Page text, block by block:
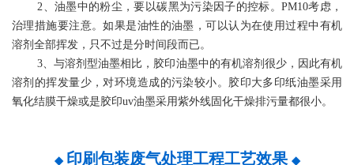
2、油墨中的粉尘，要以碳黑为污染因子的控标。PM10考虑，
治理措施要注意。如果是油性的油墨，可以认为在使用过程中有机
溶剂全部挥发，只不过是分时间段而已。
3、与溶剂型油墨相比，胶印油墨中的有机溶剂很少，因此有机
溶剂的挥发量少，对环境造成的污染较小。胶印大多印纸油墨采用
氧化结膜干燥或是胶印uv油墨采用紫外线固化干燥排污量都很小。
◆ 印刷包装废气处理工程工艺效果 ◆